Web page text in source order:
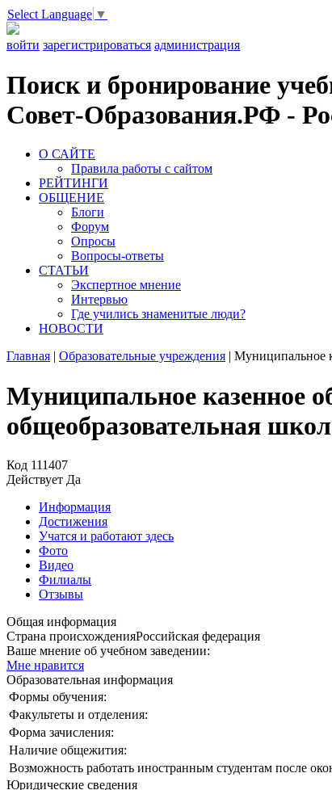
Select Language ▼
войти зарегистрироваться администрация
Поиск и бронирование
Совет-Образования.РФ -
О САЙТЕ
Правила работы с сайтом
РЕЙТИНГИ
ОБЩЕНИЕ
Блоги
Форум
Опросы
Вопросы-ответы
СТАТЬИ
Экспертное мнение
Интервью
Где учились знаменитые люди?
НОВОСТИ
Главная | Образовательные учреждения | Муниципальное
Муниципальное казенное
общеобразовательная
Код 111407
Действует Да
Информация
Достижения
Учатся и работают здесь
Фото
Видео
Филиалы
Отзывы
Общая информация
Страна происхожденияРоссийская федерация
Ваше мнение об учебном заведении:
Мне нравится
Образовательная информация
Формы обучения:
Факультеты и отделения:
Форма зачисления:
Наличие общежития:
Возможность работать иностранным студентам после
Юридические сведения